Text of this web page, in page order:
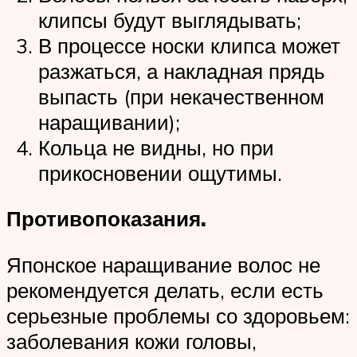
клипсы будут выглядывать;
В процессе носки клипса может
разжаться, а накладная прядь
выпасть (при некачественном
наращивании);
Кольца не видны, но при
прикосновении ощутимы.
Противопоказания.
Японское наращивание волос не
рекомендуется делать, если есть
серьезные проблемы со здоровьем:
заболевания кожи головы,